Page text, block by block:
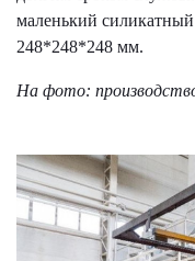
маленький силикатный
248*248*248 мм.
На фото: